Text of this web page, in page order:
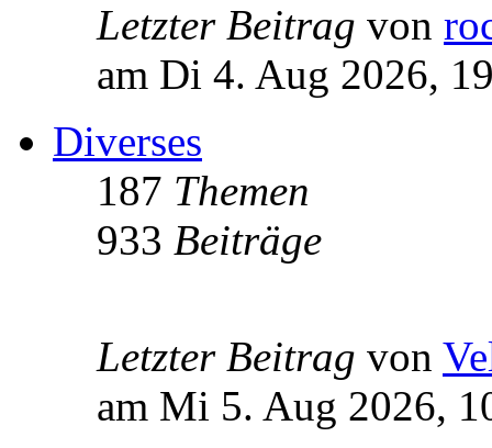
Letzter Beitrag von
am Di 4. Aug 2026,
Diverses
187 Themen
933 Beiträge
Letzter Beitrag von
am Mi 5. Aug 2026,